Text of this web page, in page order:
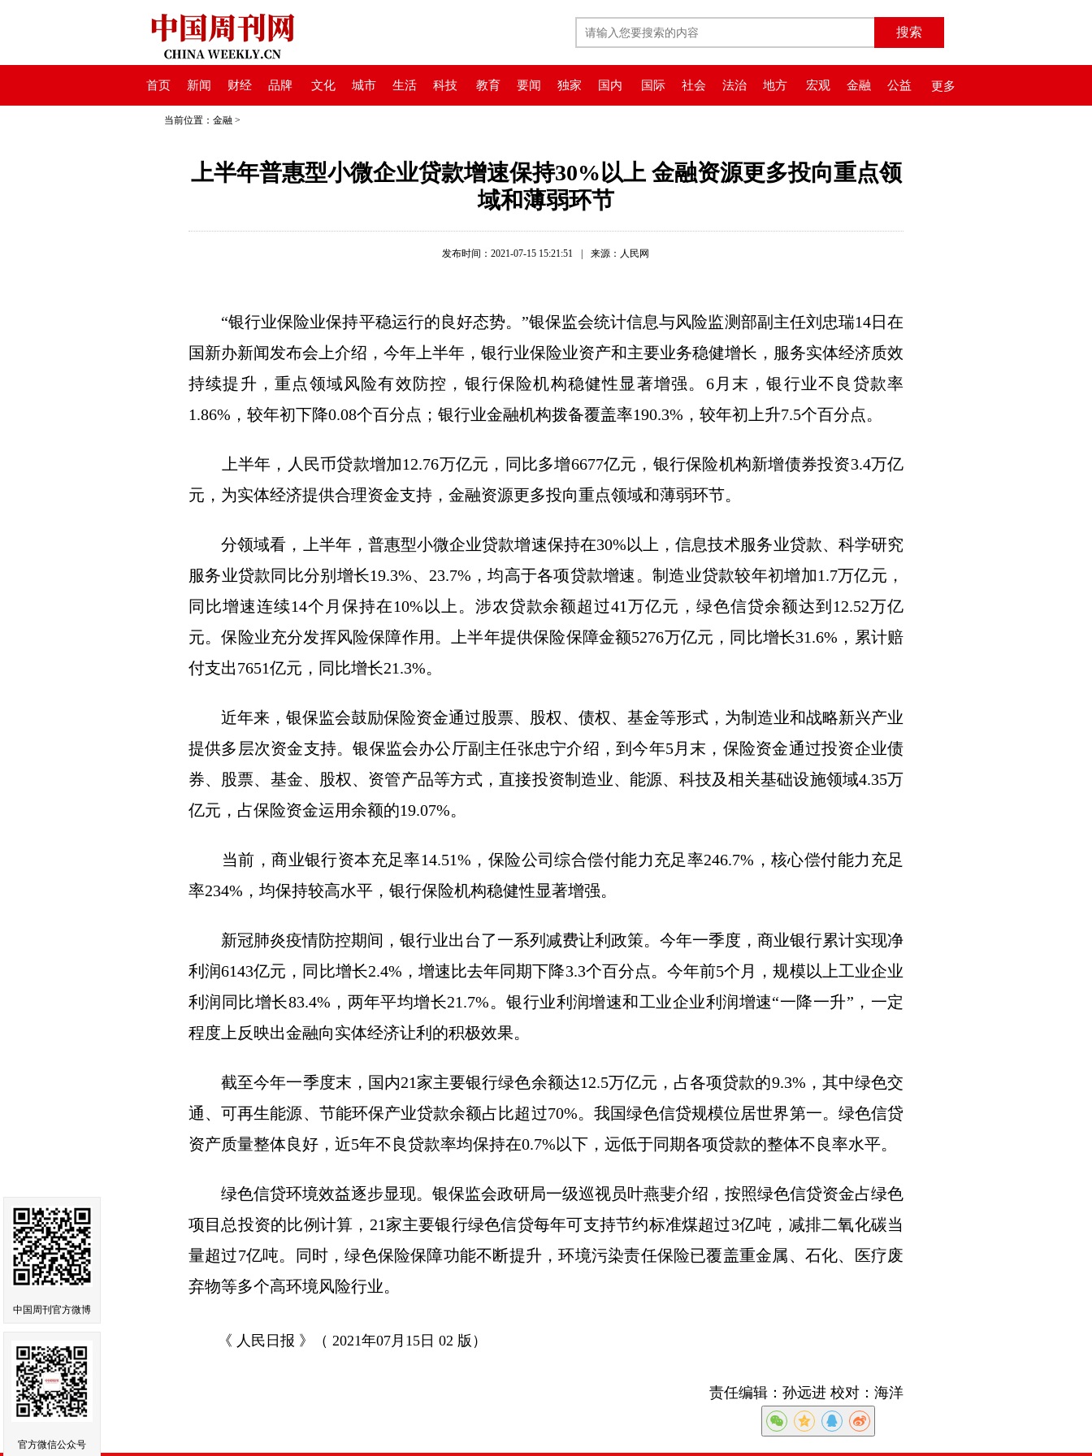
首页 新闻 财经 品牌 文化 城市 生活 科技 教育 要闻 独家 国内 国际 社会 法治 地方 宏观 金融 公益 更多
当前位置： 金融 >
上半年普惠型小微企业贷款增速保持30%以上 金融资源更多投向重点领
域和薄弱环节
发布时间：2021-07-15 15:21:51 来源：人民网
“银行业保险业保持平稳运行的良好态势。”银保监会统计信息与风险监测部副主任刘忠瑞14日在
国新办新闻发布会上介绍，今年上半年，银行业保险业资产和主要业务稳健增长，服务实体经济质效
持续提升，重点领域风险有效防控，银行保险机构稳健性显著增强。6月末，银行业不良贷款率
1.86%，较年初下降0.08个百分点；银行业金融机构拨备覆盖率190.3%，较年初上升7.5个百分点。
上半年，人民币贷款增加12.76万亿元，同比多增6677亿元，银行保险机构新增债券投资3.4万亿
元，为实体经济提供合理资金支持，金融资源更多投向重点领域和薄弱环节。
分领域看，上半年，普惠型小微企业贷款增速保持在30%以上，信息技术服务业贷款、科学研究
服务业贷款同比分别增长19.3%、23.7%，均高于各项贷款增速。制造业贷款较年初增加1.7万亿元，
同比增速连续14个月保持在10%以上。涉农贷款余额超过41万亿元，绿色信贷余额达到12.52万亿
元。保险业充分发挥风险保障作用。上半年提供保险保障金额5276万亿元，同比增长31.6%，累计赔
付支出7651亿元，同比增长21.3%。
近年来，银保监会鼓励保险资金通过股票、股权、债权、基金等形式，为制造业和战略新兴产业
提供多层次资金支持。银保监会办公厅副主任张忠宁介绍，到今年5月末，保险资金通过投资企业债
券、股票、基金、股权、资管产品等方式，直接投资制造业、能源、科技及相关基础设施领域4.35万
亿元，占保险资金运用余额的19.07%。
当前，商业银行资本充足率14.51%，保险公司综合偿付能力充足率246.7%，核心偿付能力充足
率234%，均保持较高水平，银行保险机构稳健性显著增强。
新冠肺炎疫情防控期间，银行业出台了一系列减费让利政策。今年一季度，商业银行累计实现净
利润6143亿元，同比增长2.4%，增速比去年同期下降3.3个百分点。今年前5个月，规模以上工业企业
利润同比增长83.4%，两年平均增长21.7%。银行业利润增速和工业企业利润增速“一降一升”，一定
程度上反映出金融向实体经济让利的积极效果。
截至今年一季度末，国内21家主要银行绿色余额达12.5万亿元，占各项贷款的9.3%，其中绿色交
通、可再生能源、节能环保产业贷款余额占比超过70%。我国绿色信贷规模位居世界第一。绿色信贷
资产质量整体良好，近5年不良贷款率均保持在0.7%以下，远低于同期各项贷款的整体不良率水平。
绿色信贷环境效益逐步显现。银保监会政研局一级巡视员叶燕斐介绍，按照绿色信贷资金占绿色
项目总投资的比例计算，21家主要银行绿色信贷每年可支持节约标准煤超过3亿吨，减排二氧化碳当
量超过7亿吨。同时，绿色保险保障功能不断提升，环境污染责任保险已覆盖重金属、石化、医疗废
弃物等多个高环境风险行业。
《 人民日报 》（ 2021年07月15日 02 版）
责任编辑：孙远进 校对：海洋
中国周刊官方微博
官方微信公众号